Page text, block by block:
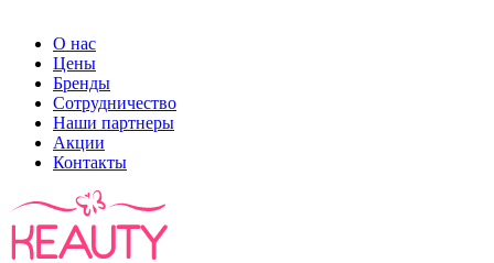
О нас
Цены
Бренды
Сотрудничество
Наши партнеры
Акции
Контакты